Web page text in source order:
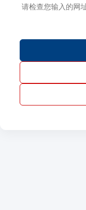
请检查您输入的网